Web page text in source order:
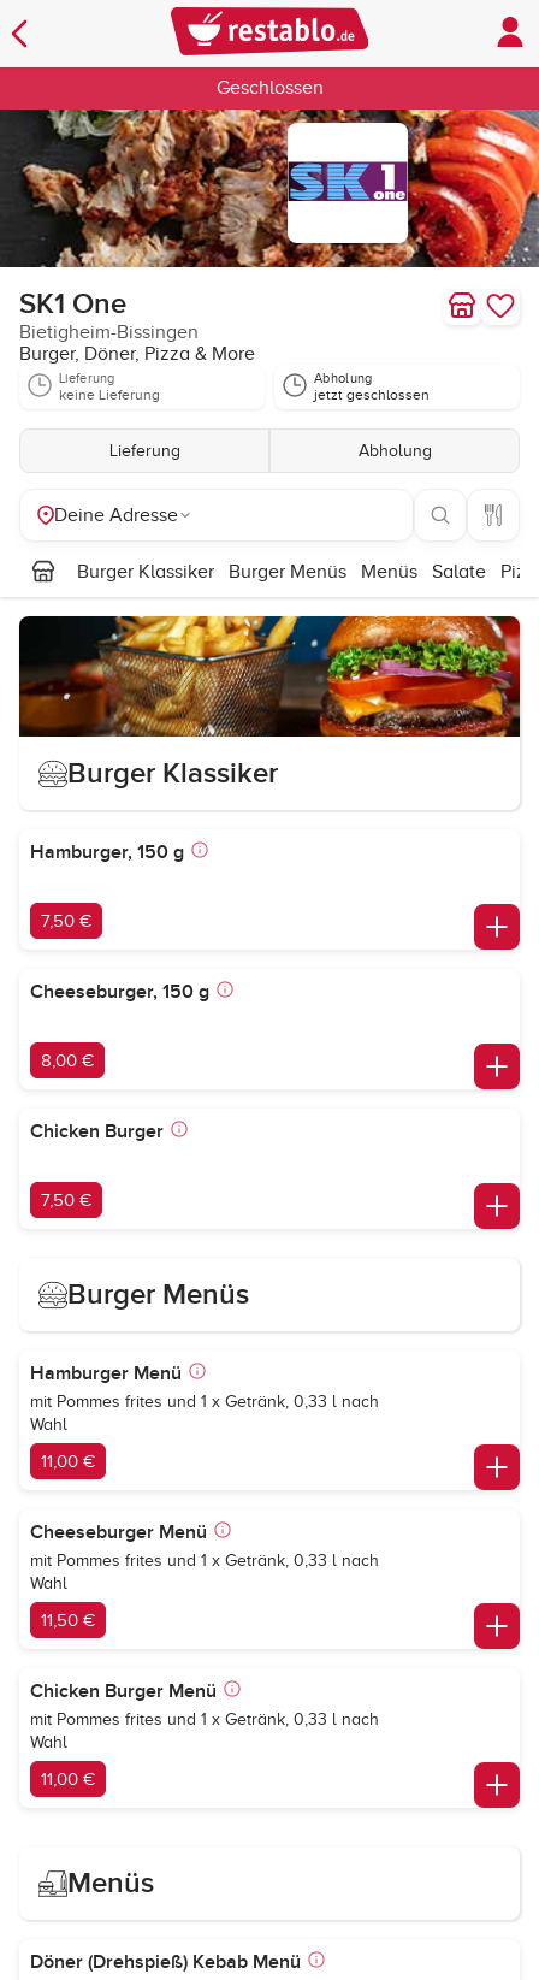
Geschlossen
SK1 One
Bietigheim-Bissingen
Burger, Döner, Pizza & More
Lieferung
keine Lieferung
Abholung
jetzt geschlossen
Lieferung Abholung
Deine Adresse
Burger Klassiker Burger Menüs Menüs Salate
Burger Klassiker
Hamburger, 150 g
7,50 €
Cheeseburger, 150 g
8,00 €
Chicken Burger
7,50 €
Burger Menüs
Hamburger Menü
mit Pommes frites und 1 x Getränk, 0,33 l nach
Wahl
11,00 €
Cheeseburger Menü
mit Pommes frites und 1 x Getränk, 0,33 l nach
Wahl
11,50 €
Chicken Burger Menü
mit Pommes frites und 1 x Getränk, 0,33 l nach
Wahl
11,00 €
Menüs
Döner (Drehspieß) Kebab Menü